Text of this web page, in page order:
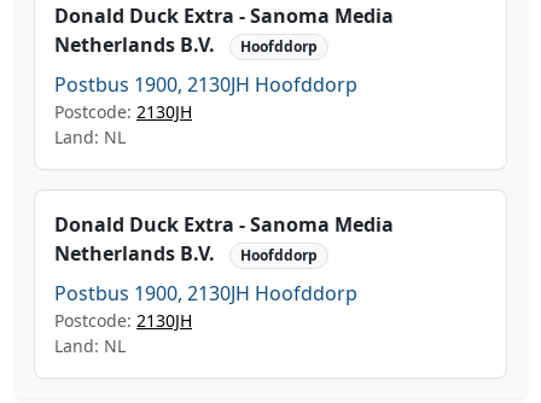
Donald Duck Extra - Sanoma Media
Netherlands B.V.
Hoofddorp
Postbus 1900, 2130JH Hoofddorp
Postcode: 2130JH
Land: NL
Donald Duck Extra - Sanoma Media
Netherlands B.V.
Hoofddorp
Postbus 1900, 2130JH Hoofddorp
Postcode: 2130JH
Land: NL